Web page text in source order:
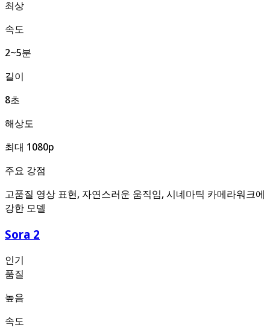
최상
속도
2~5분
길이
8초
해상도
최대 1080p
주요 강점
고품질 영상 표현, 자연스러운 움직임, 시네마틱 카메라워크에
강한 모델
Sora 2
인기
품질
높음
속도